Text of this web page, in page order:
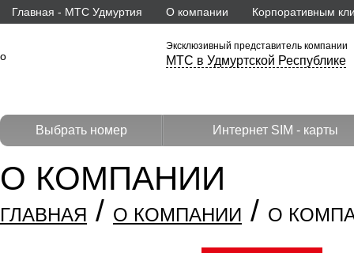
Главная - МТС Удмуртия О компании Корпоративным
Эксклюзивный представитель компании
МТС в Удмуртской Республике
Выбрать номер Интернет SIM - карты
О КОМПАНИИ
ГЛАВНАЯ / О КОМПАНИИ / О